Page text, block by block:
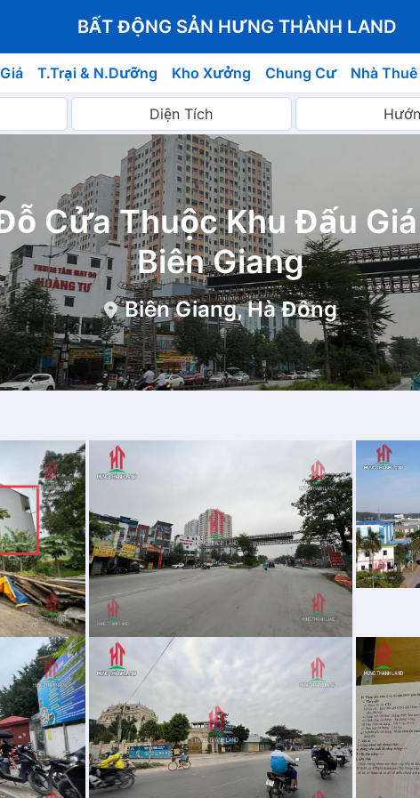
BẤT ĐỘNG SẢN HƯNG THÀNH LAND
T.Trại & N.Dưỡng Kho Xưởng Chung Cư Nhà Thuê
Cửa Thuộc Khu Đấu
Biên Giang
Biên Giang, Hà Đông